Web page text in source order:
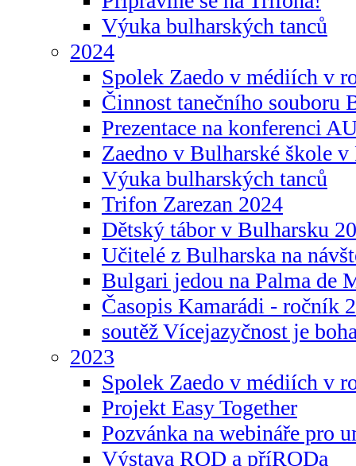
Výuka bulharských tanců
2024
Spolek Zaedo v médiích v
Činnost tanečního souboru
Prezentace na konferenci
Zaedno v Bulharské škole v
Výuka bulharských tanců
Trifon Zarezan 2024
Dětský tábor v Bulharsku
Učitelé z Bulharska na
Bulgari jedou na Palma de
Časopis Kamarádi - ročník
soutěž Vícejazyčnost je
2023
Spolek Zaedo v médiích v
Projekt Easy Together
Pozvánka na webináře pro
Výstava ROD a příRODa